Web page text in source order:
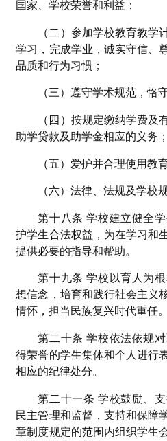
国家、学校荣誉和利益；
（二）参加学校教育教学
学习，完成学业，诚实守信、
品质和行为习惯；
（三）遵守学术规范，恪
（四）按规定缴纳学费及
助学贷款及助学金相应的义务；
（五）爱护并合理使用教
（六）法律、法规及学校
第十八条 学校建立健全
护学生合法权益，为在学习和
提供必要的指导和帮助。
第十九条 学校以育人为
想信念，培育和践行社会主义
情怀，担当民族复兴时代重任。
第二十条 学校依法依规
得荣誉的学生集体和个人进行
相应的纪律处分。
第二十一条 学校鼓励、
民主管理和监督，支持和保障
章制度规定的范围内组织学生